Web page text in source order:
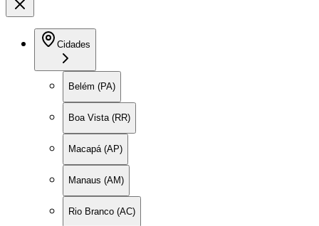
Cidades
Belém (PA)
Boa Vista (RR)
Macapá (AP)
Manaus (AM)
Rio Branco (AC)